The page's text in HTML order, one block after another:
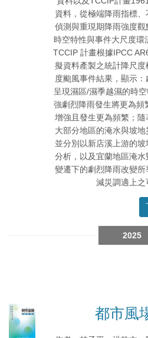
2025
資料，從極端降雨指標
偵測與重現期降雨強度
時空特性與事件大尺度
TCCIP 計畫根據IPCC
擬資料產製之統計降尺
度颱風事件結果，顯示
呈現濕區/濕季越濕的時
強劇烈降雨發生將更為
增強且發生更為頻繁；
大部分地區的淹水與坡
並分別以新店溪上游的
分析，以及宜蘭地區淹
變遷下的劇烈降雨改變
減災調適上之
都市風